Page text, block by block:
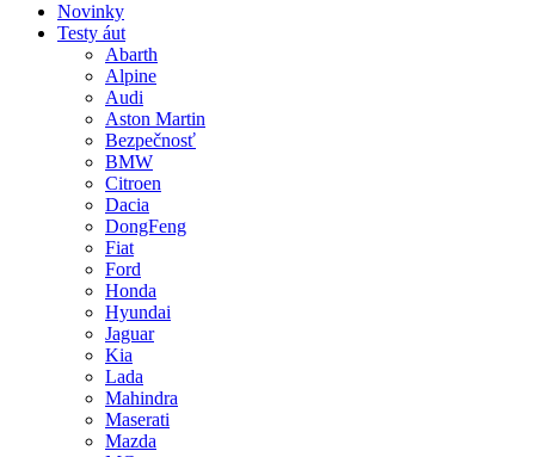
Novinky
Testy áut
Abarth
Alpine
Audi
Aston Martin
Bezpečnosť
BMW
Citroen
Dacia
DongFeng
Fiat
Ford
Honda
Hyundai
Jaguar
Kia
Lada
Mahindra
Maserati
Mazda